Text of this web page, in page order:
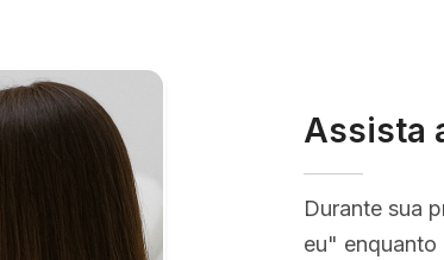
Assista
Durante sua
eu" enquanto